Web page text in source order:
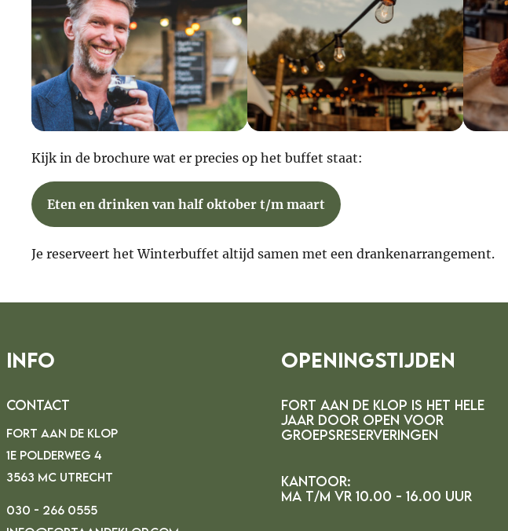
Kijk in de brochure wat er precies op het buffet staat:
Eten en drinken van half oktober t/m maart
Je reserveert het Winterbuffet altijd samen met een drankenarrangement.
Info
Contact
FORT AAN DE KLOP
1E POLDERWEG 4
3563 MC UTRECHT
030 - 266 0555
Openingstijden
FORT AAN DE kLOP IS HET HELE
JAAR DOOR OPEN VOOR
GROEPSRESERVERINGEN
Kantoor:
MA t/m vr 10.00 - 16.00 uur